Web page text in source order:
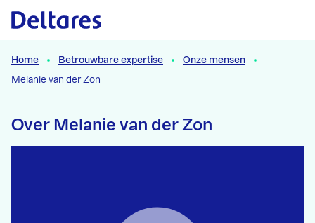
Naar hoofdcontent
Home Betrouwbare expertise
Onze mensen
Melanie van der Zon
Over Melanie van der Zon